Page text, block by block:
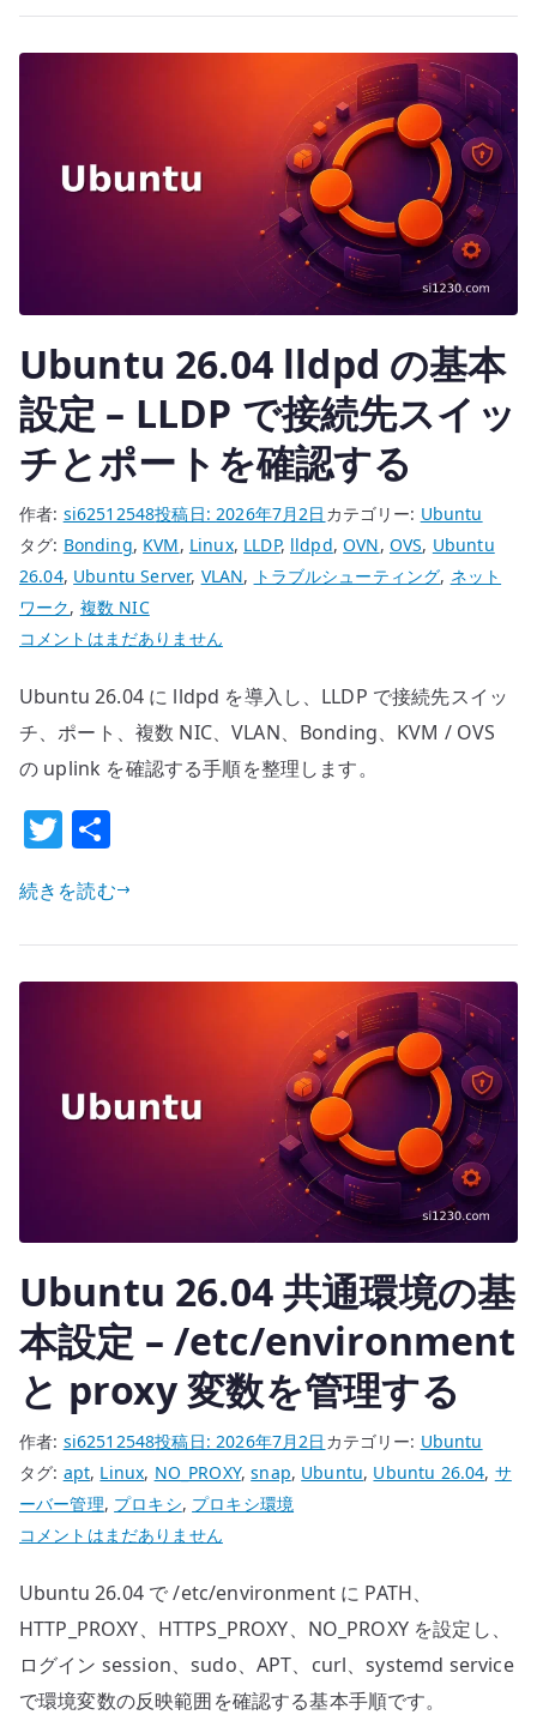
CA
と
る
へ
の
te
r
Ubuntu 26.04 lldpd の基本
設定 – LLDP で接続先スイッ
チとポートを確認する
作者: si62512548投稿日: 2026年7月2日 カテゴリー: Ubuntu
タグ: Bonding, KVM, Linux, LLDP, lldpd,OVN, OVS, Ubuntu
26.04, Ubuntu Server, VLAN, トラブルシューティング, ネット
ワーク, 複数 NIC
Ubuntu
lldpd
の
基
設
定
–
で
接
確
認
す
る
へ
の
コメントはまだありません
Ubuntu 26.04 に lldpd を導入し、LLDP で接続先スイッ
チ、ポート、複数 NIC、VLAN、Bonding、KVM / OVS
の uplink を確認する手順を整理します。
T
w
it
te
r
続きを読む
Ubuntu 26.04 共通環境の基
本設定 – /etc/environment
と proxy 変数を管理する
作者: si62512548投稿日:2026年7月2日 カテゴリー: Ubuntu
タグ: apt, Linux, NO_PROXY,snap, Ubuntu, Ubuntu 26.04, サ
ーバー管理, プロキシ, プロキシ環境
Ubuntu
共
通
環
境
コメントはまだありません
Ubuntu 26.04 で /etc/environment に PATH、
HTTP_PROXY、HTTPS_PROXY、NO_PROXY を設定し、
ログイン session、sudo、APT、curl、systemd service
で環境変数の反映範囲を確認する基本手順です。